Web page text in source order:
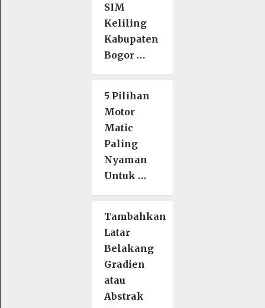
SIM
Keliling
Kabupaten
Bogor …
5 Pilihan
Motor
Matic
Paling
Nyaman
Untuk …
Tambahkan
Latar
Belakang
Gradien
atau
Abstrak